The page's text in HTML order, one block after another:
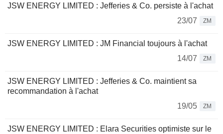
JSW ENERGY LIMITED : Jefferies & Co. persiste à l'achat
23/07
ZM
JSW ENERGY LIMITED : JM Financial toujours à l'achat
14/07
ZM
JSW ENERGY LIMITED : Jefferies & Co. maintient sa
recommandation à l'achat
19/05
ZM
JSW ENERGY LIMITED : Elara Securities optimiste sur le